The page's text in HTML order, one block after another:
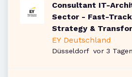
Consultant IT-
Sector - Fast-
Strategy &
(w/m/d)
EY Deutschland
Düsseldorf vor 3 Tagen